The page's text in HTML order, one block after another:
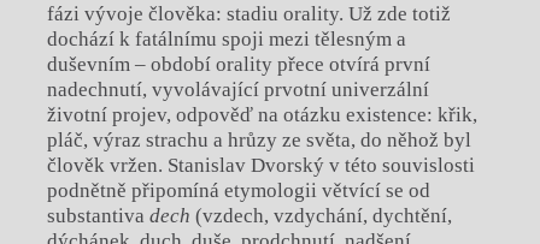
fázi vývoje člověka: stadiu orality. Už zde totiž
dochází k fatálnímu spoji mezi tělesným a
duševním – období orality přece otvírá první
nadechnutí, vyvolávající prvotní univerzální
životní projev, odpověď na otázku existence: křik,
pláč, výraz strachu a hrůzy ze světa, do něhož byl
člověk vržen. Stanislav Dvorský v této souvislosti
podnětně připomíná etymologii větvící se od
substantiva dech (vzdech, vzdychání, dychtění,